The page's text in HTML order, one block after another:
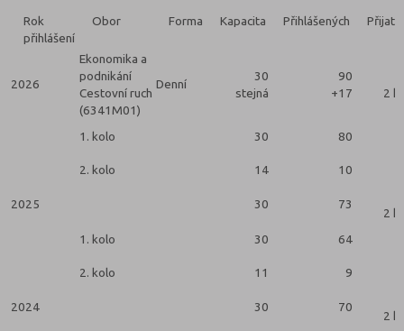
Rok
přihlášení
Obor Forma Kapacita Přihlášených
2026
Ekonomika a
podnikání
Cestovní ruch
(6341M01)
Denní
30
stejná
90
+17
2
1. kolo 30 80
2. kolo 14 10
2025 30 73
2
1. kolo
30 64
2. kolo 11 9
2024 30 70
2